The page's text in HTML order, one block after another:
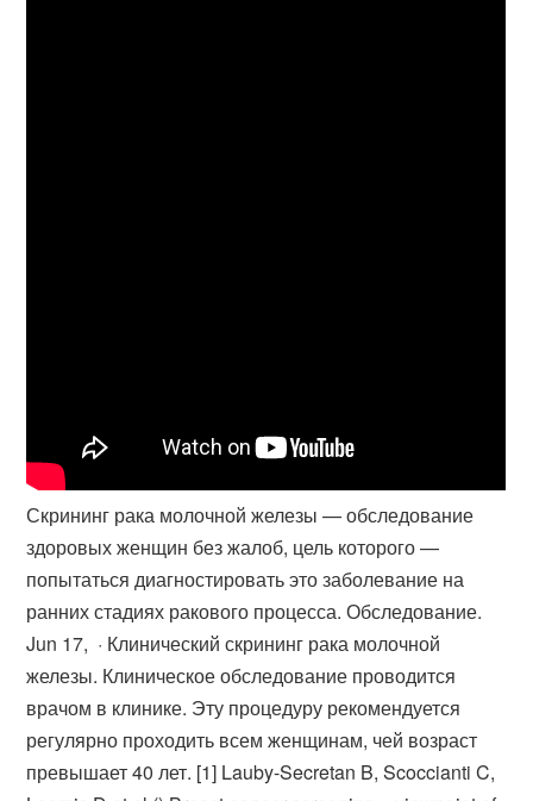
Скрининг рака молочной железы — обследование
здоровых женщин без жалоб, цель которого —
попытаться диагностировать это заболевание на
ранних стадиях ракового процесса. Обследование.
Jun 17, · Клинический скрининг рака молочной
железы. Клиническое обследование проводится
врачом в клинике. Эту процедуру рекомендуется
регулярно проходить всем женщинам, чей возраст
превышает 40 лет. [1] Lauby-Secretan B, Scoccianti C,